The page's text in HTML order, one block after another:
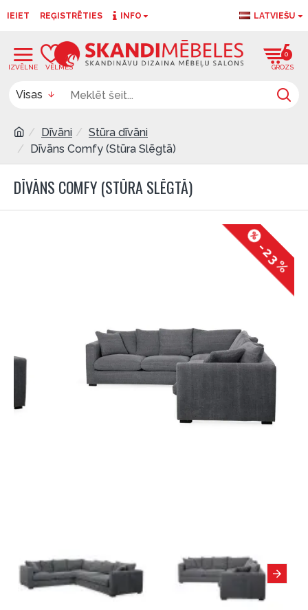
IEIET REĢISTRĒTIES INFO LATVIEŠU
0
Visas
Dīvāni
Stūra dīvāni
Dīvāns Comfy (Stūra Slēgtā)
DĪVĀNS COMFY (STŪRA SLĒGTĀ)
-23 %